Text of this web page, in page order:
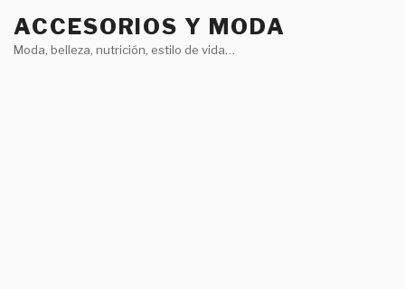
contenido
ACCESORIOS Y MODA
Moda, belleza, nutrición, estilo de vida…